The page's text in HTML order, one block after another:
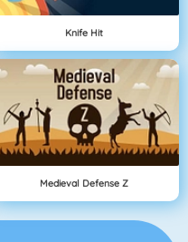
Knife Hit
Medieval Defense Z